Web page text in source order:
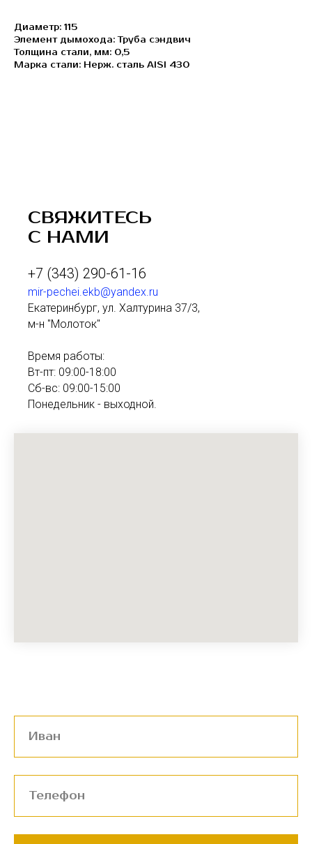
Диаметр: 115
Элемент дымохода: Труба сэндвич
Толщина стали, мм: 0,5
Марка стали: Нерж. сталь AISI 430
СВЯЖИТЕСЬ
С НАМИ
+7 (343) 290-61-16
mir-pechei.ekb@yandex.ru
Екатеринбург, ул. Халтурина 37/3,
м-н "Молоток"
Время работы:
Вт-пт: 09:00-18:00
Сб-вс: 09:00-15:00
Понедельник - выходной.